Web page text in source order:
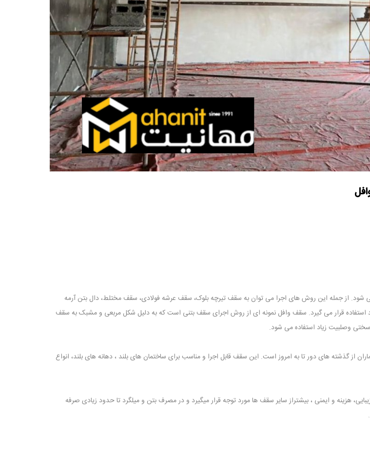
از جمله این روش های اجرا می توان به سقف تیرچه بلوک، سقف عرشه فولادی، سقف مختلط، دال بتن آرمه
استفاده قرار می گیرد. سقف وافل نمونه ای از روش اجرای سقف بتنی است که به دلیل شکل مربعی و مشبک به سقف
وصلبیت زیاد استفاده می شود.
گذشته های دور تا به امروز است. این سقف قابل اجرا و مناسب برای ساختمان های بلند ، دهانه های بلند، انواع
هزینه و ایمنی ، بیشتراز سایر سقف ها مورد توجه قرار میگیرد و در مصرف بتن و میلگرد تا حدود زیادی صرفه